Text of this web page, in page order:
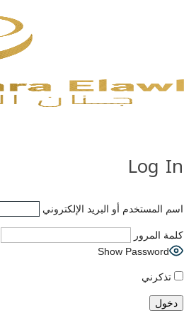
Log In
اسم المستخدم أو البريد الإلكتروني
كلمة المرور
Show Password
تذكرني